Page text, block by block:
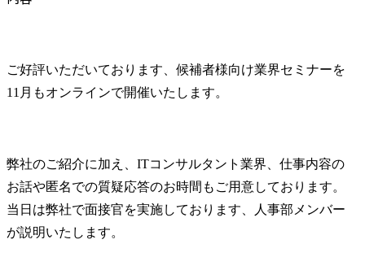
ご好評いただいております、候補者様向け業界セミナーを
11月もオンラインで開催いたします。
弊社のご紹介に加え、ITコンサルタント業界、仕事内容の
お話や匿名での質疑応答のお時間もご用意しております。
当日は弊社で面接官を実施しております、人事部メンバー
が説明いたします。